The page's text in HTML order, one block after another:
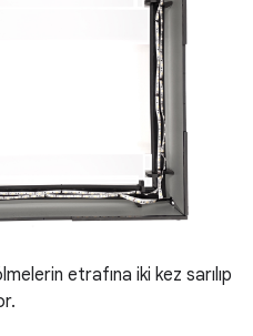
etrafına iki kez sarılıp